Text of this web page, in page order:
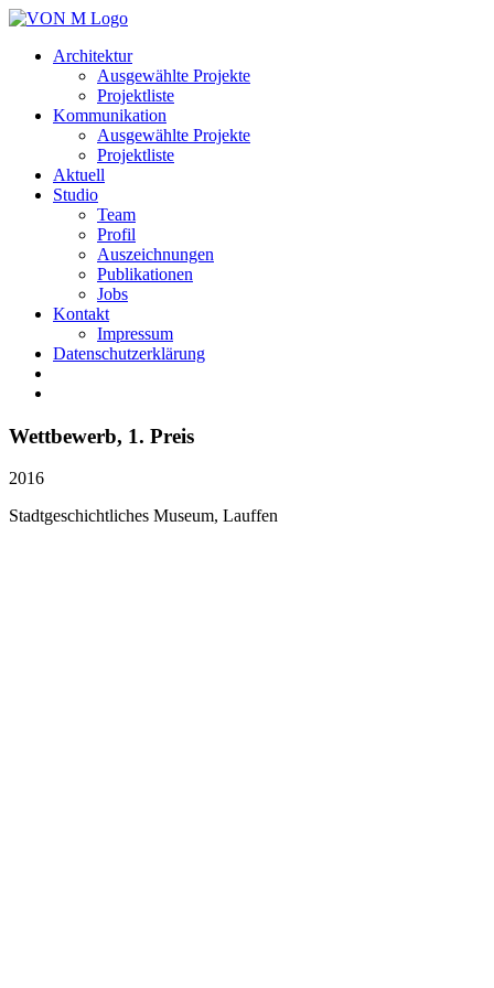
Architektur
Ausgewählte Projekte
Projektliste
Kommunikation
Ausgewählte Projekte
Projektliste
Aktuell
Studio
Team
Profil
Auszeichnungen
Publikationen
Jobs
Kontakt
Impressum
Datenschutzerklärung
Wettbewerb, 1. Preis
2016
Stadtgeschichtliches Museum, Lauffen